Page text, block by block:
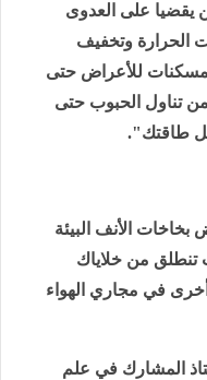
يقضيا على العدوى
وتخفيف
للأعراض حتى
من تناول الحبوب حتى
طاقتك".
الأنف البيئة
تنطلق من خلاياك
أخرى في مجاري الهواء
المشارك في علم